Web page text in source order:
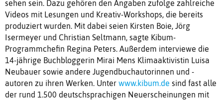
sehen sein. Dazu gehören den Angaben zufolge zahlreiche
Videos mit Lesungen und Kreativ-Workshops, die bereits
produziert wurden. Mit dabei seien Kirsten Boie, Jörg
Isermeyer und Christian Seltmann, sagte Kibum-
Programmchefin Regina Peters. Außerdem interviewe die
14-jährige Buchbloggerin Mirai Mens Klimaaktivistin Luisa
Neubauer sowie andere Jugendbuchautorinnen und -
autoren zu ihren Werken. Unter www.kibum.de sind fast alle
der rund 1.500 deutschsprachigen Neuerscheinungen mit